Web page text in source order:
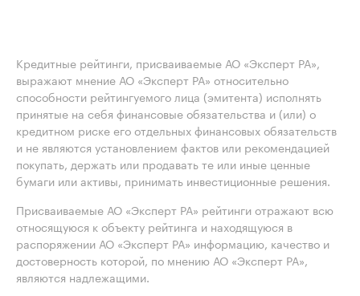
Кредитные рейтинги, присваиваемые АО «Эксперт РА»,
выражают мнение АО «Эксперт РА» относительно
способности рейтингуемого лица (эмитента) исполнять
принятые на себя финансовые обязательства и (или) о
кредитном риске его отдельных финансовых обязательств
и не являются установлением фактов или рекомендацией
покупать, держать или продавать те или иные ценные
бумаги или активы, принимать инвестиционные решения.
Присваиваемые АО «Эксперт РА» рейтинги отражают всю
относящуюся к объекту рейтинга и находящуюся в
распоряжении АО «Эксперт РА» информацию, качество и
достоверность которой, по мнению АО «Эксперт РА»,
являются надлежащими.